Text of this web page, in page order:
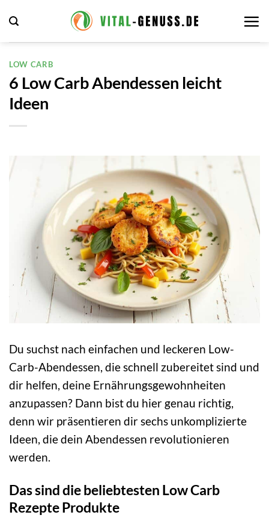
Inhalt
springen
LOW CARB
6 Low Carb Abendessen leicht
Ideen
Du suchst nach einfachen und leckeren Low-
Carb-Abendessen, die schnell zubereitet sind und
dir helfen, deine Ernährungsgewohnheiten
anzupassen? Dann bist du hier genau richtig,
denn wir präsentieren dir sechs unkomplizierte
Ideen, die dein Abendessen revolutionieren
werden.
Das sind die beliebtesten Low Carb
Rezepte Produkte